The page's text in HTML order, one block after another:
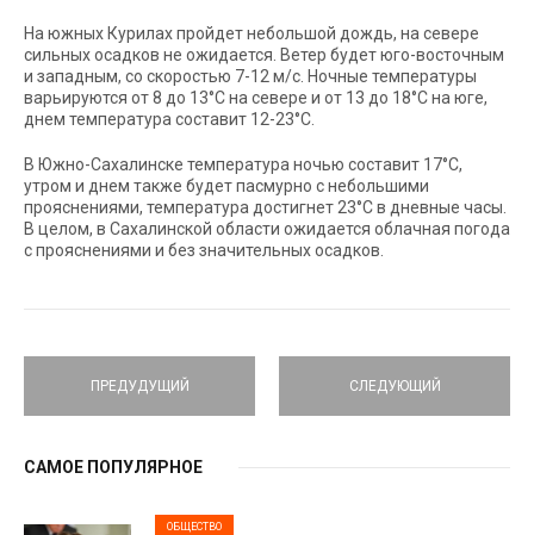
На южных Курилах пройдет небольшой дождь, на севере
сильных осадков не ожидается. Ветер будет юго-восточным
и западным, со скоростью 7-12 м/с. Ночные температуры
варьируются от 8 до 13°C на севере и от 13 до 18°C на юге,
днем температура составит 12-23°C.
В Южно-Сахалинске температура ночью составит 17°C,
утром и днем также будет пасмурно с небольшими
прояснениями, температура достигнет 23°C в дневные часы.
В целом, в Сахалинской области ожидается облачная погода
с прояснениями и без значительных осадков.
ПРЕДУДУЩИЙ СЛЕДУЮЩИЙ
САМОЕ ПОПУЛЯРНОЕ
ОБЩЕСТВО